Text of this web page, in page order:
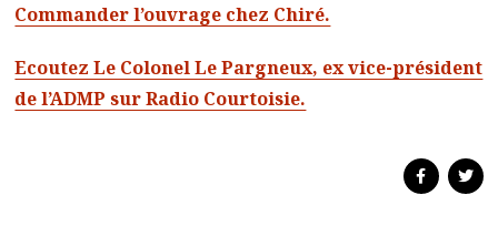
Commander l’ouvrage chez Chiré.
Ecoutez Le Colonel Le Pargneux, ex vice-président
de l’ADMP sur Radio Courtoisie.